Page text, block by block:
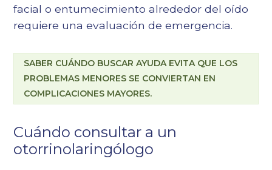
facial o entumecimiento alrededor del oído
requiere una evaluación de emergencia.
SABER CUÁNDO BUSCAR AYUDA EVITA QUE LOS
PROBLEMAS MENORES SE CONVIERTAN EN
COMPLICACIONES MAYORES.
Cuándo consultar a un
otorrinolaringólogo